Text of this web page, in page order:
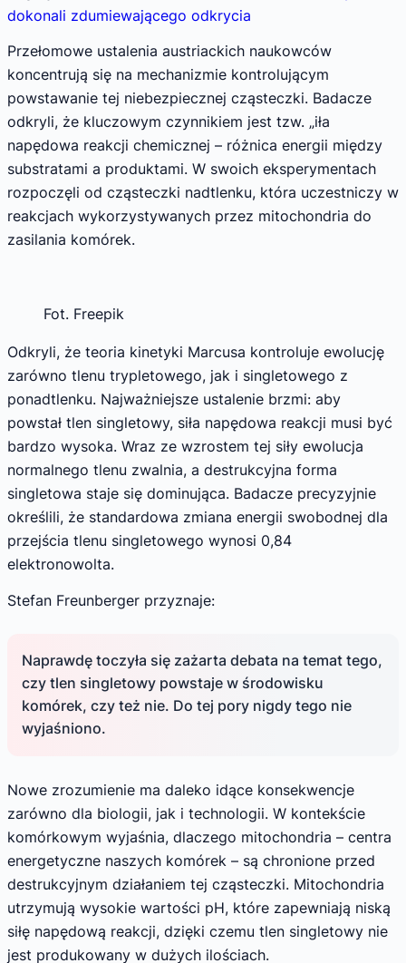
dokonali zdumiewającego odkrycia
Przełomowe ustalenia austriackich naukowców
koncentrują się na mechanizmie kontrolującym
powstawanie tej niebezpiecznej cząsteczki. Badacze
odkryli, że kluczowym czynnikiem jest tzw. „iła
napędowa reakcji chemicznej – różnica energii między
substratami a produktami. W swoich eksperymentach
rozpoczęli od cząsteczki nadtlenku, która uczestniczy w
reakcjach wykorzystywanych przez mitochondria do
zasilania komórek.
Fot. Freepik
Odkryli, że teoria kinetyki Marcusa kontroluje ewolucję
zarówno tlenu trypletowego, jak i singletowego z
ponadtlenku. Najważniejsze ustalenie brzmi: aby
powstał tlen singletowy, siła napędowa reakcji musi być
bardzo wysoka. Wraz ze wzrostem tej siły ewolucja
normalnego tlenu zwalnia, a destrukcyjna forma
singletowa staje się dominująca. Badacze precyzyjnie
określili, że standardowa zmiana energii swobodnej dla
przejścia tlenu singletowego wynosi 0,84
elektronowolta.
Stefan Freunberger przyznaje:
Naprawdę toczyła się zażarta debata na temat tego,
czy tlen singletowy powstaje w środowisku
komórek, czy też nie. Do tej pory nigdy tego nie
wyjaśniono.
Nowe zrozumienie ma daleko idące konsekwencje
zarówno dla biologii, jak i technologii. W kontekście
komórkowym wyjaśnia, dlaczego mitochondria – centra
energetyczne naszych komórek – są chronione przed
destrukcyjnym działaniem tej cząsteczki. Mitochondria
utrzymują wysokie wartości pH, które zapewniają niską
siłę napędową reakcji, dzięki czemu tlen singletowy nie
jest produkowany w dużych ilościach.